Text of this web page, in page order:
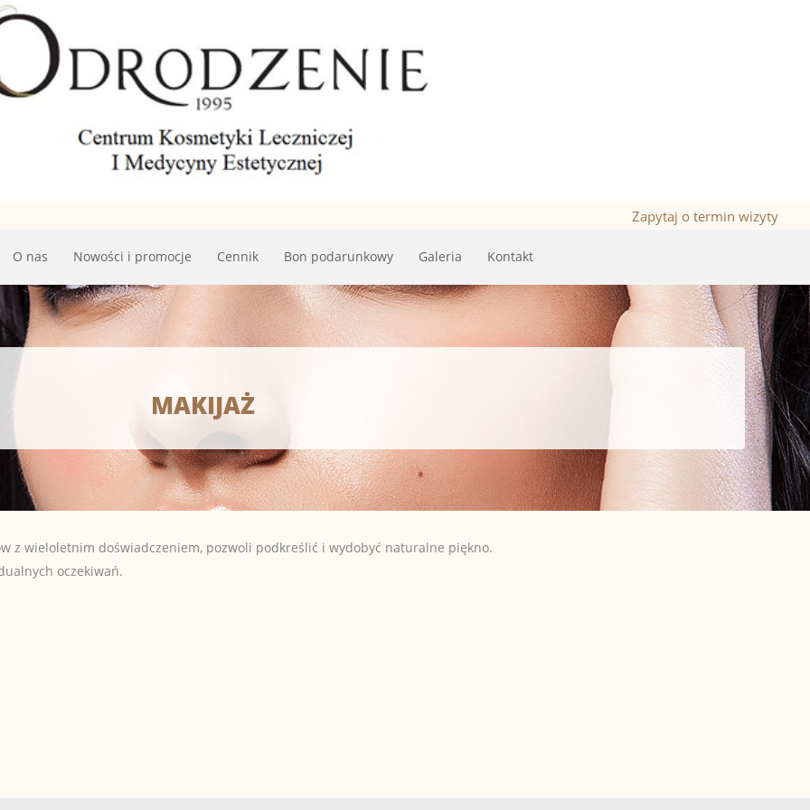
Zapytaj o termin wizyty
O nas Nowości i promocje Cennik Bon podarunkowy Galeria Kontakt
MAKIJAŻ
z wieloletnim doświadczeniem, pozwoli podkreślić i wydobyć naturalne piękno.
oczekiwań.